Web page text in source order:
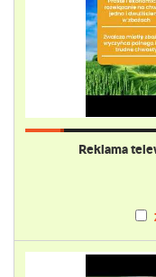
Reklama